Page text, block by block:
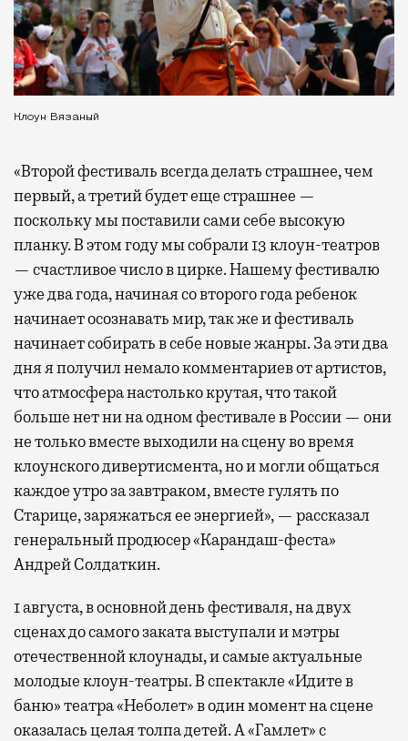
Клоун Вязаный
«Второй фестиваль всегда делать страшнее, чем
первый, а третий будет еще страшнее —
поскольку мы поставили сами себе высокую
планку. В этом году мы собрали 13 клоун-театров
— счастливое число в цирке. Нашему фестивалю
уже два года, начиная со второго года ребенок
начинает осознавать мир, так же и фестиваль
начинает собирать в себе новые жанры. За эти два
дня я получил немало комментариев от артистов,
что атмосфера настолько крутая, что такой
больше нет ни на одном фестивале в России — они
не только вместе выходили на сцену во время
клоунского дивертисмента, но и могли общаться
каждое утро за завтраком, вместе гулять по
Старице, заряжаться ее энергией», — рассказал
генеральный продюсер «Карандаш-феста»
Андрей Солдаткин.
1 августа, в основной день фестиваля, на двух
сценах до самого заката выступали и мэтры
отечественной клоунады, и самые актуальные
молодые клоун-театры. В спектакле «Идите в
баню» театра «Неболет» в один момент на сцене
оказалась целая толпа детей. А «Гамлет» с